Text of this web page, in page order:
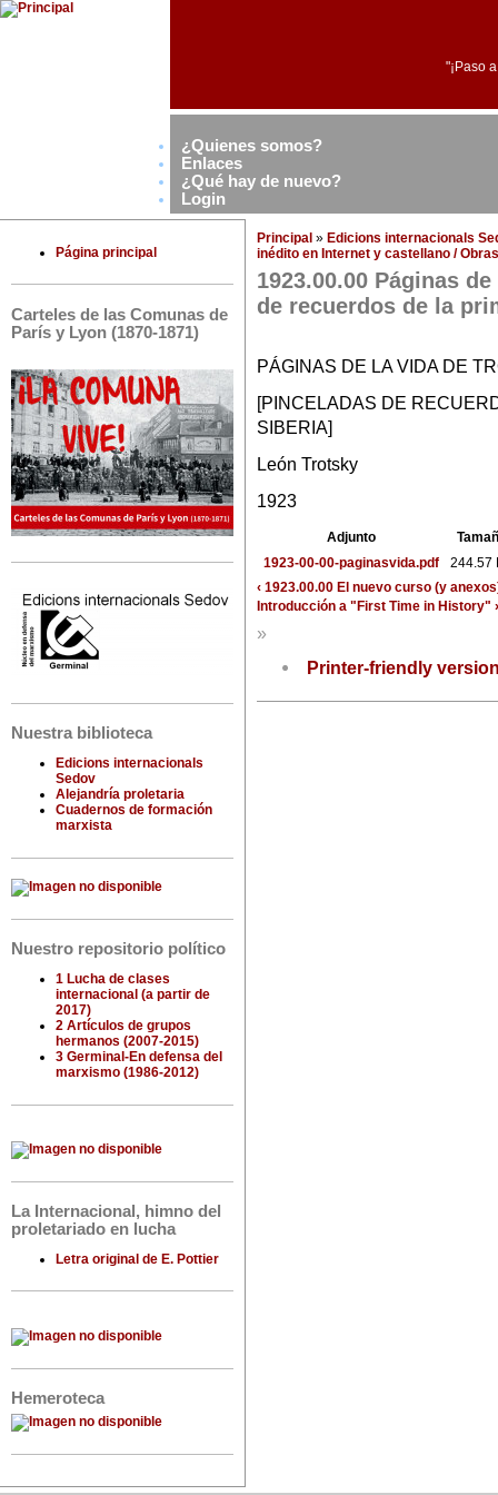
"¡Paso
¿Quienes somos?
Enlaces
¿Qué hay de nuevo?
Login
Página principal
Carteles de las Comunas de
París y Lyon (1870-1871)
Nuestra biblioteca
Edicions internacionals
Sedov
Alejandría proletaria
Cuadernos de formación
marxista
Nuestro repositorio político
1 Lucha de clases
internacional (a partir de
2017)
2 Artículos de grupos
hermanos (2007-2015)
3 Germinal-En defensa del
marxismo (1986-2012)
La Internacional, himno del
proletariado en lucha
Letra original de E. Pottier
Hemeroteca
Principal » Edicions internacionals
inédito en Internet y castellano /
1923.00.00 Páginas
de recuerdos de la
PÁGINAS DE LA VIDA DE
[PINCELADAS DE
SIBERIA]
León Trotsky
1923
Adjunto
1923-00-00-paginasvida.pdf
244.57
‹ 1923.00.00 El nuevo curso (y
Introducción a "First Time in History" ›
»
Printer-friendly